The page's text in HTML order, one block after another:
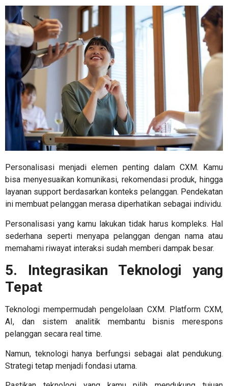
Personalisasi menjadi elemen penting dalam CXM. Kamu
bisa menyesuaikan komunikasi, rekomendasi produk, hingga
layanan support berdasarkan konteks pelanggan. Pendekatan
ini membuat pelanggan merasa diperhatikan sebagai individu.
Personalisasi yang kamu lakukan tidak harus kompleks. Hal
sederhana seperti menyapa pelanggan dengan nama atau
memahami riwayat interaksi sudah memberi dampak besar.
5. Integrasikan Teknologi yang
Tepat
Teknologi mempermudah pengelolaan CXM. Platform CXM,
AI, dan sistem analitik membantu bisnis merespons
pelanggan secara real time.
Namun, teknologi hanya berfungsi sebagai alat pendukung.
Strategi tetap menjadi fondasi utama.